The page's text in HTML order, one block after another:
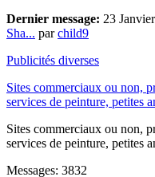
Dernier message: 23
Sha... parchild9
Publicités diverses
Sites commerciaux ou non,
services de peinture, petites
Sites commerciaux ou non,
services de peinture, petites
Messages: 3832